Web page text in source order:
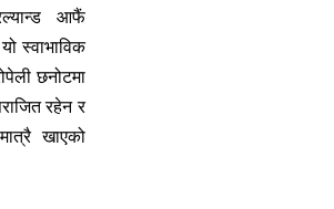
आफैं
स्वाभाविक
छनोटमा
रहेन र
खाएको